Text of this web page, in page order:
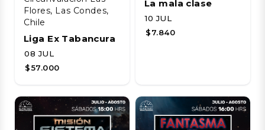
Flores, Las Condes,
Chile
Liga Ex Tabancura
08 JUL
$57.000
La mala clase
10 JUL
$7.840